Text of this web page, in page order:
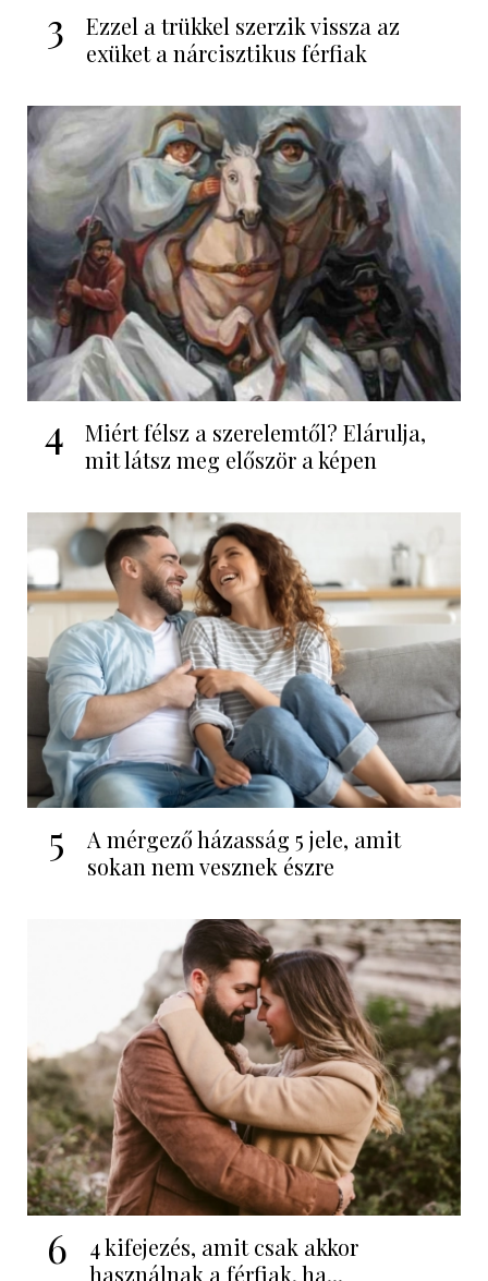
3
Ezzel a trükkel szerzik vissza az
exüket a nárcisztikus férfiak
4
Miért félsz a szerelemtől? Elárulja,
mit látsz meg először a képen
5
A mérgező házasság 5 jele, amit
sokan nem vesznek észre
6
4 kifejezés, amit csak akkor
használnak a férfiak, ha...